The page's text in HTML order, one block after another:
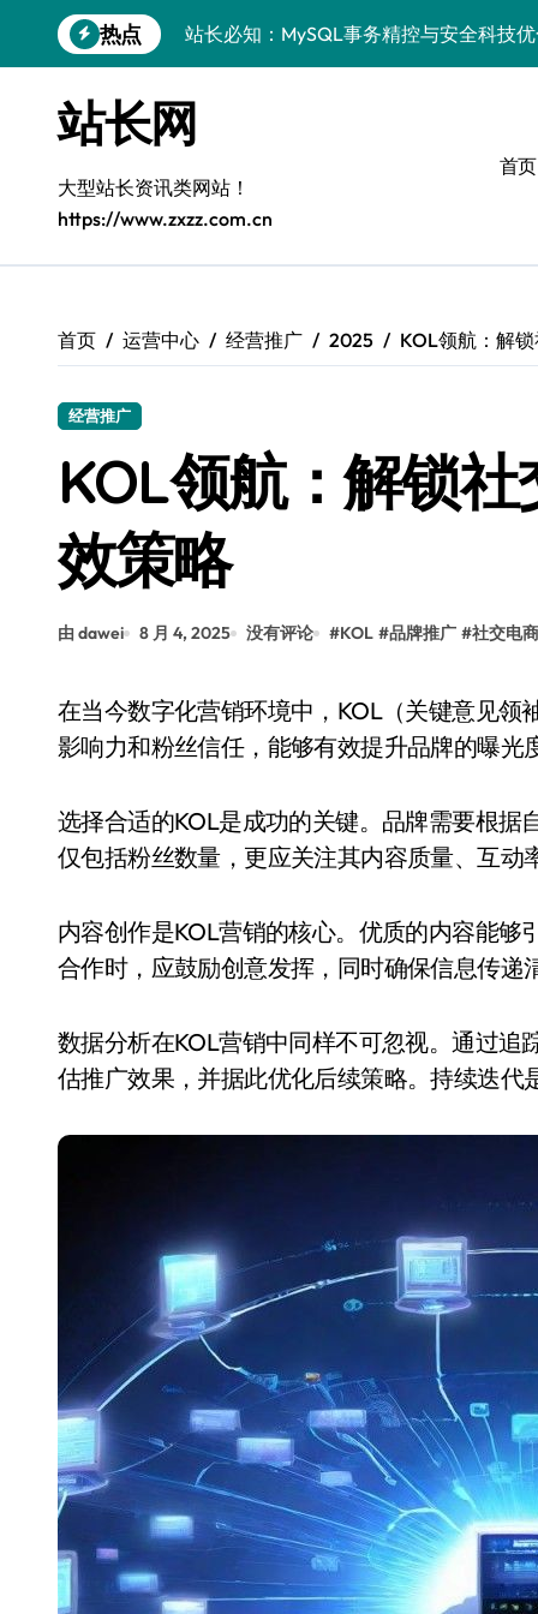
到
热点
站长必知：MySQL事务精控与安全科技
VR开发进阶：巧用MySQL事务控制解锁
科技站长揭秘：MySQL事务控制进阶实
iOS开发进阶：MySQL事务处理科技赋能
MySQL进阶实战：解锁后端事务处理与
MySQL事务精要：iOS后端开发科技实战
开源站长必知：MySQL事务精控与科技
站长网
大型站长资讯类网站！
https://www.zxzz.com.cn
首页
首页 运营中心 经营推广 2025 KOL领航：解
经营推广
KOL领航：解锁
效策略
由 dawei 8 月 4, 2025 没有评论 #KOL #品牌推广 #社交电商
在当今数字化营销环境中，KOL（关键意见领袖）已成为品牌推广的重要力量。他们通过自身的
影响力和粉丝信任，能够有效提升品牌的曝光
选择合适的KOL是成功的关键。品牌需要根
仅包括粉丝数量，更应关注其内容质量、互动
内容创作是KOL营销的核心。优质的内容能
合作时，应鼓励创意发挥，同时确保信息传递
数据分析在KOL营销中同样不可忽视。通过
估推广效果，并据此优化后续策略。持续迭代